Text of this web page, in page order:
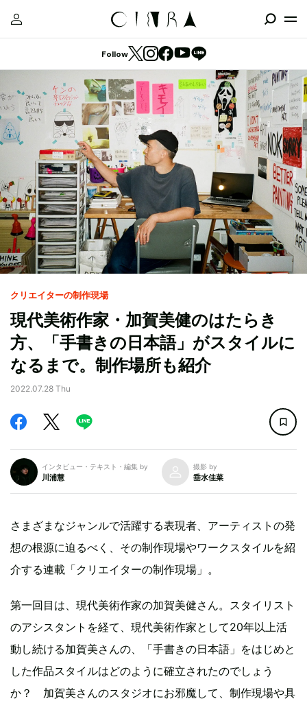
Follow
クリエイターの制作現場
現代美術作家・加賀美健のはたらき
方、「手書きの日本語」がスタイルに
なるまで。制作場所も紹介
2022.07.28 Thu
インタビュー・テキスト・編集 by
川浦慧
撮影 by
垂水佳菜
さまざまなジャンルで活躍する表現者、アーティストの発
想の根源に迫るべく、その制作現場やワークスタイルを紹
介する連載「クリエイターの制作現場」。
第一回目は、現代美術作家の加賀美健さん。スタイリスト
のアシスタントを経て、現代美術作家として20年以上活
動し続ける加賀美さんの、「手書きの日本語」をはじめと
した作品スタイルはどのように確立されたのでしょう
か？ 加賀美さんのスタジオにお邪魔して、制作現場や具